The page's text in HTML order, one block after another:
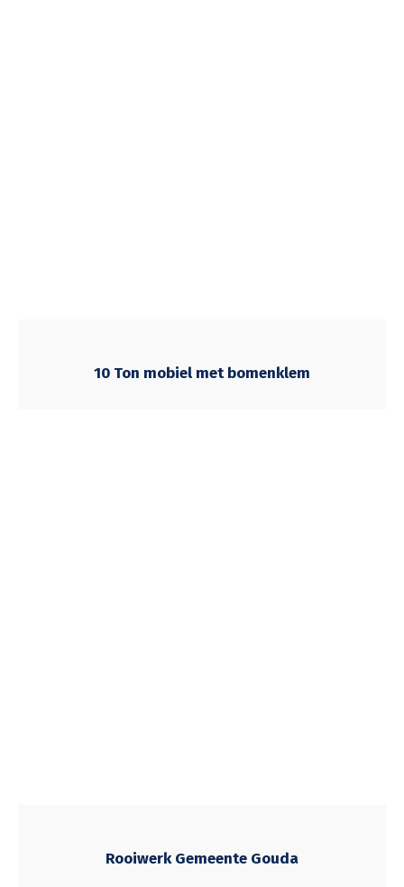
10 Ton mobiel met bomenklem
Rooiwerk Gemeente Gouda